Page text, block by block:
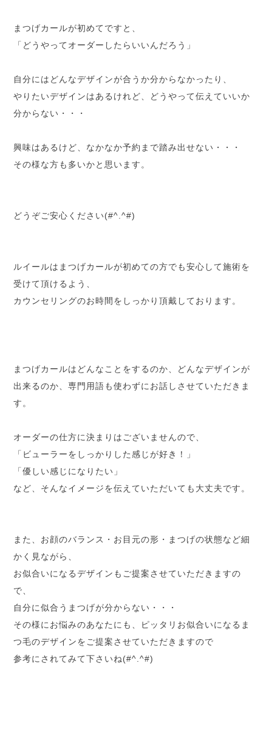
まつげカールが初めてですと、
「どうやってオーダーしたらいいんだろう」
自分にはどんなデザインが合うか分からなかったり、
やりたいデザインはあるけれど、どうやって伝えていいか
分からない・・・
興味はあるけど、なかなか予約まで踏み出せない・・・
その様な方も多いかと思います。
どうぞご安心ください(#^.^#)
ルイールはまつげカールが初めての方でも安心して施術を
受けて頂けるよう、
カウンセリングのお時間をしっかり頂戴しております。
まつげカールはどんなことをするのか、どんなデザインが
出来るのか、専門用語も使わずにお話しさせていただきま
す。
オーダーの仕方に決まりはございませんので、
「ビューラーをしっかりした感じが好き！」
「優しい感じになりたい」
など、そんなイメージを伝えていただいても大丈夫です。
また、お顔のバランス・お目元の形・まつげの状態など細
かく見ながら、
お似合いになるデザインもご提案させていただきますの
で、
自分に似合うまつげが分からない・・・
その様にお悩みのあなたにも、ピッタリお似合いになるま
つ毛のデザインをご提案させていただきますので
参考にされてみて下さいね(#^.^#)